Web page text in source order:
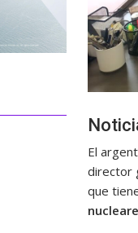
El
director
que